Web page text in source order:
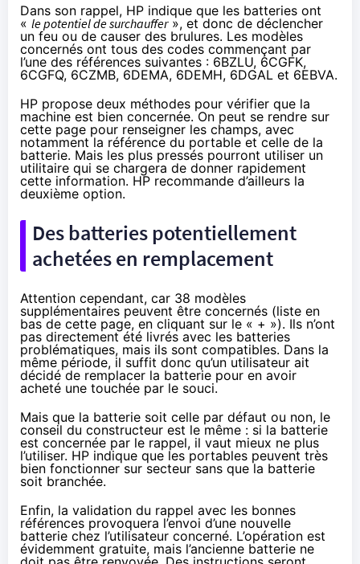
Dans son rappel, HP indique que les batteries ont
« le potentiel de surchauffer», et donc de déclencher
un feu ou de causer des brulures. Les modèles
concernés ont tous des codes commençant par
l’une des références suivantes : 6BZLU, 6CGFK,
6CGFQ, 6CZMB, 6DEMA, 6DEMH, 6DGAL et 6EBVA.
HP propose deux méthodes pour vérifier que la
machine est bien concernée. On peut se rendre sur
cette page pour renseigner les champs, avec
notamment la référence du portable et celle de la
batterie. Mais les plus pressés pourront utiliser un
utilitaire qui se chargera de donner rapidement
cette information. HP recommande d’ailleurs la
deuxième option.
Des batteries potentiellement
achetées en remplacement
Attention cependant, car 38 modèles
supplémentaires peuvent être concernés (liste en
bas de cette page, en cliquant sur le « + »). Ils n’ont
pas directement été livrés avec les batteries
problématiques, mais ils sont compatibles. Dans la
même période, il suffit donc qu’un utilisateur ait
décidé de remplacer la batterie pour en avoir
acheté une touchée par le souci.
Mais que la batterie soit celle par défaut ou non, le
conseil du constructeur est le même : si la batterie
est concernée par le rappel, il vaut mieux ne plus
l’utiliser. HP indique que les portables peuvent très
bien fonctionner sur secteur sans que la batterie
soit branchée.
Enfin, la validation du rappel avec les bonnes
références provoquera l’envoi d’une nouvelle
batterie chez l’utilisateur concerné. L’opération est
évidemment gratuite, mais l’ancienne batterie ne